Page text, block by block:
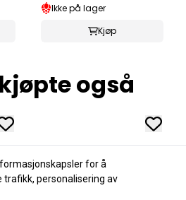
Ikke på lager
Kjøp
også
for å
personalisering av